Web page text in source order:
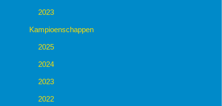
2023
Kampioenschappen
2025
2024
2023
2022